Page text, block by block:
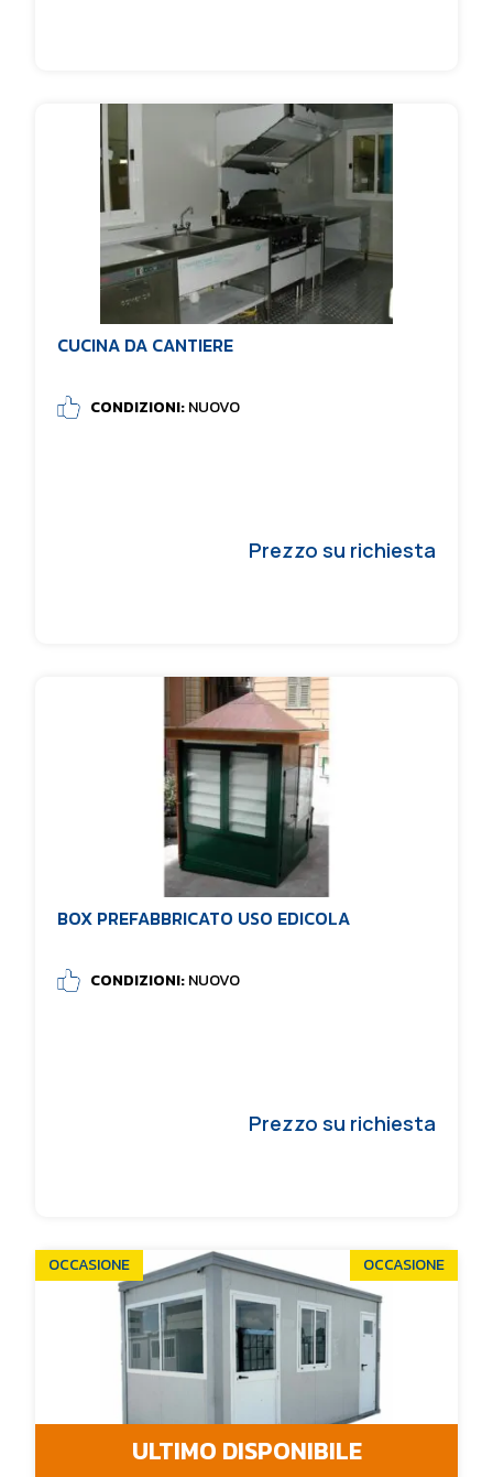
CUCINA DA CANTIERE
CONDIZIONI:NUOVO
Prezzo su richiesta
BOX PREFABBRICATO USO EDICOLA
CONDIZIONI:NUOVO
Prezzo su richiesta
OCCASIONE
OCCASIONE
ULTIMO DISPONIBILE